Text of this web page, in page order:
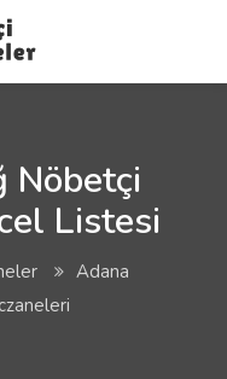
Nöbetçi
Listesi
Adana